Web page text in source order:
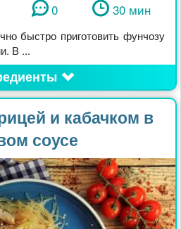
0 30 мин
быстро приготовить фунчозу
В ...
и кабачком в
соусе